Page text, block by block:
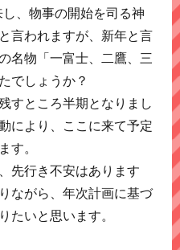
、物事の開始を司る神
言われますが、新年と言
名物「一富士、二鷹、三
でしょうか？
すところ半期となりまし
により、ここに来て予定
す。
先行き不安はあります
ながら、年次計画に基づ
たいと思います。